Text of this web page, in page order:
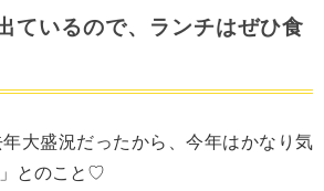
ているので、ランチはぜひ食
大盛況だったから、今年はかなり気
とのこと♡